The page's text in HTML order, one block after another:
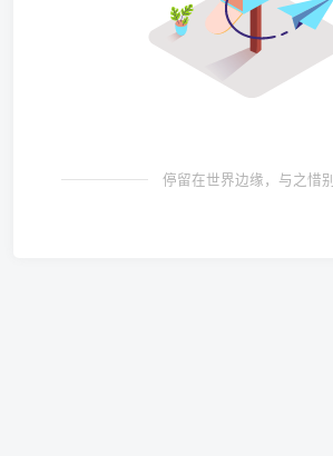
停留在世界边缘，与之惜别